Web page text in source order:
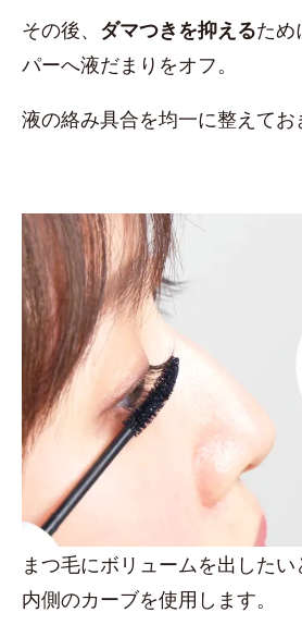
その後、 ダマつきを抑えるため
パーへ液だまりをオフ。
液の絡み具合を均一に整えてお
まつ毛にボリュームを出した
内側のカーブを使用します。